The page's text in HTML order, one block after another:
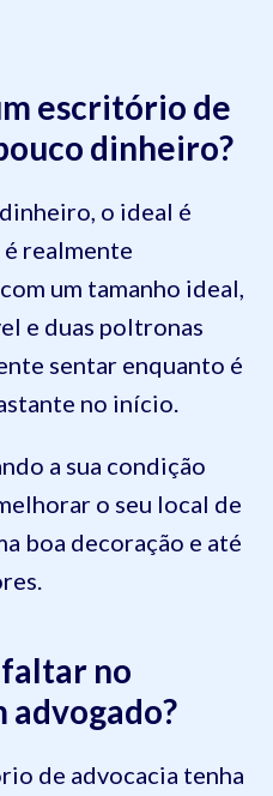
escritório de
dinheiro?
o ideal é
realmente
um tamanho ideal,
e duas poltronas
sentar enquanto é
no início.
a sua condição
o seu local de
boa decoração e até
faltar no
de advocacia tenha